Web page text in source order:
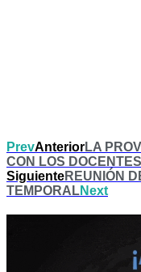
PrevAnteriorLA
CON LOS DOCENTES
SiguienteREUNIÓN
TEMPORALNext